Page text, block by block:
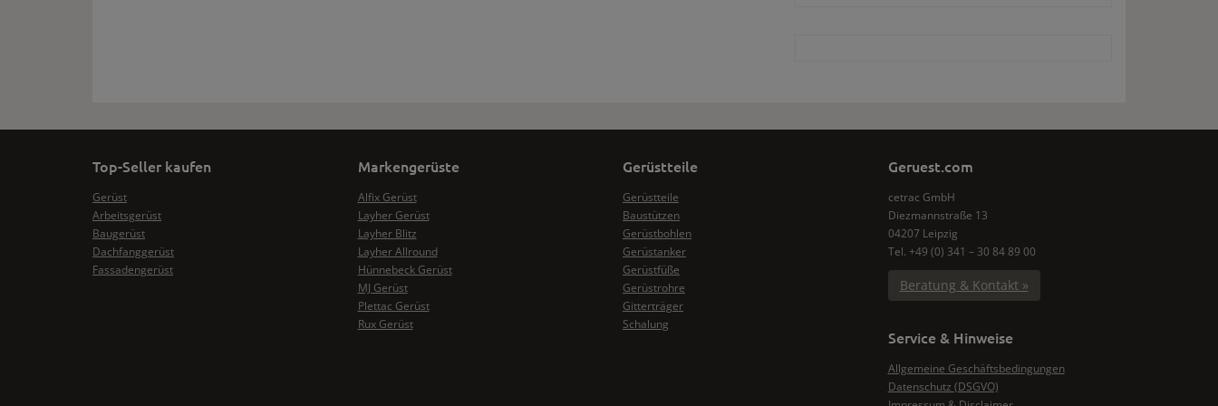
Top-Seller kaufen
Gerüst
Arbeitsgerüst
Baugerüst
Dachfanggerüst
Fassadengerüst
Markengerüste
Alfix Gerüst
Layher Gerüst
Layher Blitz
Layher Allround
Hünnebeck Gerüst
MJ Gerüst
Plettac Gerüst
Rux Gerüst
Gerüstteile
Gerüstteile
Baustützen
Gerüstbohlen
Gerüstanker
Gerüstfüße
Gerüstrohre
Gitterträger
Schalung
Geruest.com
cetrac GmbH
Diezmannstraße 13
04207 Leipzig
Tel. +49 (0) 341 – 30 84 89 00
Beratung & Kontakt »
Service & Hinweise
Allgemeine Geschäftsbedingungen
Datenschutz (DSGVO)